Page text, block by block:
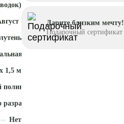
- Октябрь
(5,5 - 7)
1,5 м
полив
Нет
Дарите близким мечту!
Подарочный сертификат